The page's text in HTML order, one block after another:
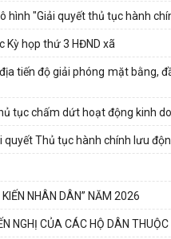
hình "Giải quyết thủ tục hành
Kỳ họp thứ 3 HĐND xã
tiến độ giải phóng mặt bằng,
tục chấm dứt hoạt động kinh
Thủ tục hành chính lưu
NHÂN DÂN” NĂM 2026
NGHỊ CỦA CÁC HỘ DÂN THUỘC